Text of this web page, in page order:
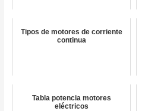
Tipos de motores de corriente
continua
Tabla potencia motores
eléctricos